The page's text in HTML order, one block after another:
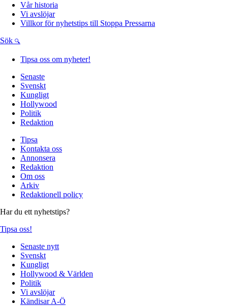
Vår historia
Vi avslöjar
Villkor för nyhetstips till Stoppa Pressarna
Sök
Tipsa oss om nyheter!
Senaste
Svenskt
Kungligt
Hollywood
Politik
Redaktion
Tipsa
Kontakta oss
Annonsera
Redaktion
Om oss
Arkiv
Redaktionell policy
Har du ett nyhetstips?
Tipsa oss!
Senaste nytt
Svenskt
Kungligt
Hollywood & Världen
Politik
Vi avslöjar
Kändisar A-Ö